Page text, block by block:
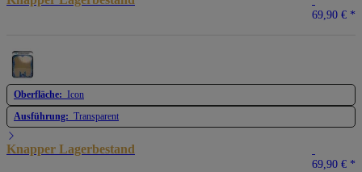
69,90 € *
Oberfläche: Icon
Ausführung: Transparent
Knapper Lagerbestand
69,90 € *